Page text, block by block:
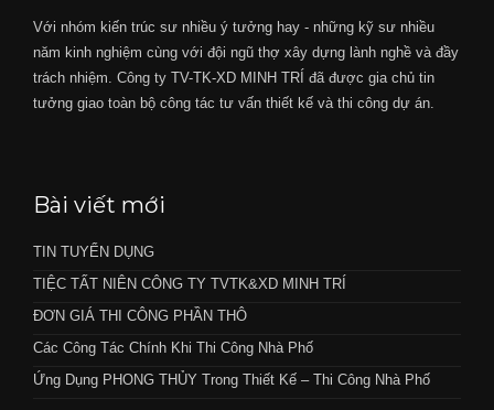
Với nhóm kiến trúc sư nhiều ý tưởng hay - những kỹ sư nhiều
năm kinh nghiệm cùng với đội ngũ thợ xây dựng lành nghề và đầy
trách nhiệm. Công ty TV-TK-XD MINH TRÍ đã được gia chủ tin
tưởng giao toàn bộ công tác tư vấn thiết kế và thi công dự án.
Bài viết mới
TIN TUYỂN DỤNG
TIỆC TẤT NIÊN CÔNG TY TVTK&XD MINH TRÍ
ĐƠN GIÁ THI CÔNG PHẦN THÔ
Các Công Tác Chính Khi Thi Công Nhà Phố
Ứng Dụng PHONG THỦY Trong Thiết Kế – Thi Công Nhà Phố